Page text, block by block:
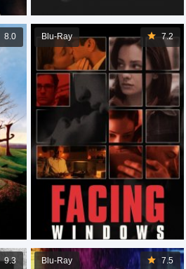
7.2
Blu-Ray
8.0
7.5
Blu-Ray
9.3